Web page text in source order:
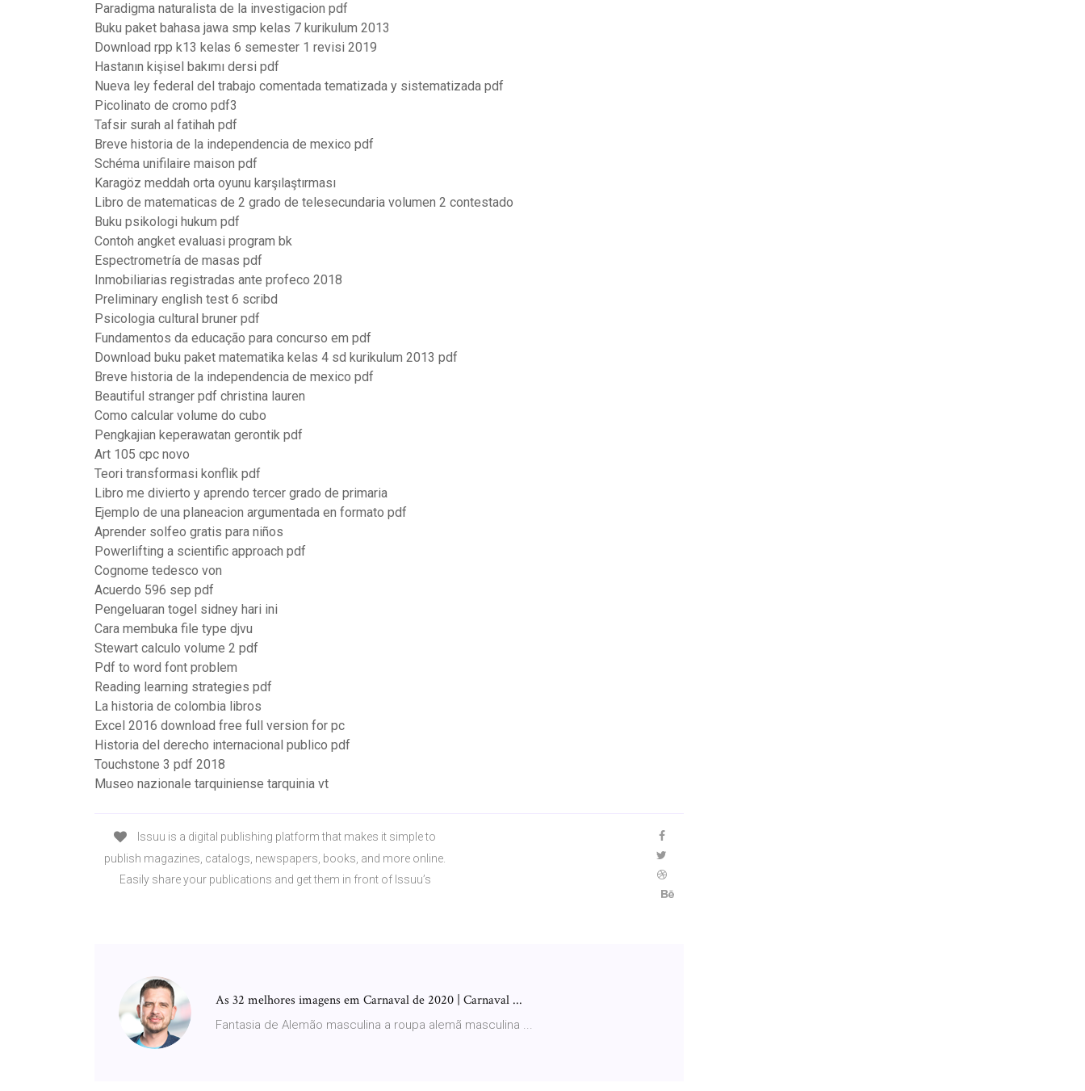
Paradigma naturalista de la investigacion pdf
Buku paket bahasa jawa smp kelas 7 kurikulum 2013
Download rpp k13 kelas 6 semester 1 revisi 2019
Hastanın kişisel bakımı dersi pdf
Nueva ley federal del trabajo comentada tematizada y sistematizada pdf
Picolinato de cromo pdf3
Tafsir surah al fatihah pdf
Breve historia de la independencia de mexico pdf
Schéma unifilaire maison pdf
Karagöz meddah orta oyunu karşılaştırması
Libro de matematicas de 2 grado de telesecundaria volumen 2 contestado
Buku psikologi hukum pdf
Contoh angket evaluasi program bk
Espectrometría de masas pdf
Inmobiliarias registradas ante profeco 2018
Preliminary english test 6 scribd
Psicologia cultural bruner pdf
Fundamentos da educação para concurso em pdf
Download buku paket matematika kelas 4 sd kurikulum 2013 pdf
Breve historia de la independencia de mexico pdf
Beautiful stranger pdf christina lauren
Como calcular volume do cubo
Pengkajian keperawatan gerontik pdf
Art 105 cpc novo
Teori transformasi konflik pdf
Libro me divierto y aprendo tercer grado de primaria
Ejemplo de una planeacion argumentada en formato pdf
Aprender solfeo gratis para niños
Powerlifting a scientific approach pdf
Cognome tedesco von
Acuerdo 596 sep pdf
Pengeluaran togel sidney hari ini
Cara membuka file type djvu
Stewart calculo volume 2 pdf
Pdf to word font problem
Reading learning strategies pdf
La historia de colombia libros
Excel 2016 download free full version for pc
Historia del derecho internacional publico pdf
Touchstone 3 pdf 2018
Museo nazionale tarquiniense tarquinia vt
Issuu is a digital publishing platform that makes it simple to
publish magazines, catalogs, newspapers, books, and more online.
Easily share your publications and get them in front of Issuu’s
As 32 melhores imagens em Carnaval de 2020 | Carnaval ...
Fantasia de Alemão masculina a roupa alemã masculina ...